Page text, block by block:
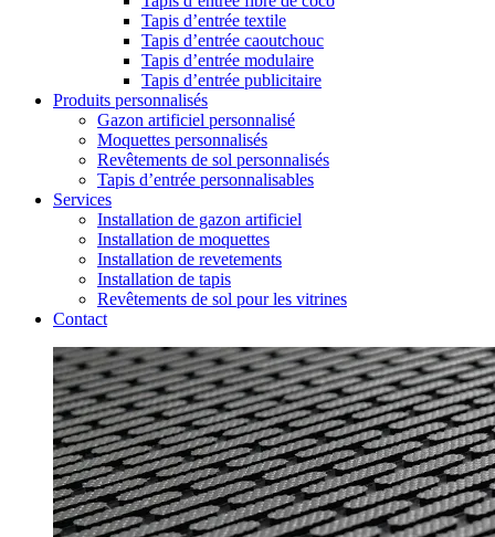
Tapis d’entrée textile
Tapis d’entrée caoutchouc
Tapis d’entrée modulaire
Tapis d’entrée publicitaire
Produits personnalisés
Gazon artificiel personnalisé
Moquettes personnalisés
Revêtements de sol personnalisés
Tapis d’entrée personnalisables
Services
Installation de gazon artificiel
Installation de moquettes
Installation de revetements
Installation de tapis
Revêtements de sol pour les vitrines
Contact